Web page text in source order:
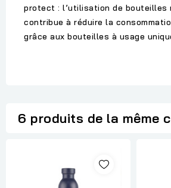
protect : l’utilisation de bouteilles
contribue à réduire la
grâce aux bouteilles à usage
6 produits de la même